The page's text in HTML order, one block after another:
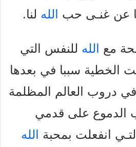
عن غنـى حب الله لنا.
مع الله للنفس التي
الخطية سببا في بعدها
في دروب العالم المظلمة
الدموع على قدمي
انفعلت بمحبة
الله